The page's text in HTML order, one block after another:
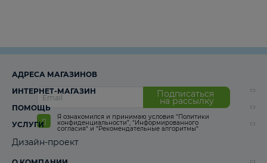
Подписаться
на рассылку
Я ознакомился и принимаю условия “Политики
конфиденциальности”, “Информированного
согласия“ и “Рекомендательные алгоритмы“
АДРЕСА МАГАЗИНОВ
ИНТЕРНЕТ-МАГАЗИН
ПОМОЩЬ
УСЛУГИ
Дизайн-проект